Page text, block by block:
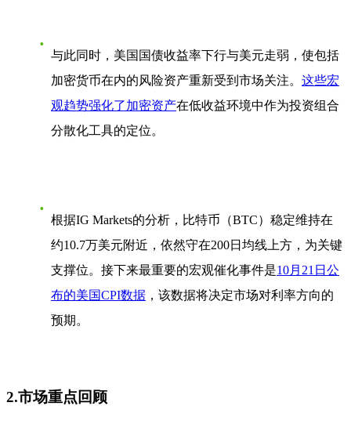
与此同时，美国国债收益率下行与美元走弱，使包括
加密货币在内的风险资产重新受到市场关注。 这些宏
观趋势强化了加密资产在低收益环境中作为投资组合
分散化工具的定位。
根据IG Markets的分析，比特币（BTC）稳定维持在
约10.7万美元附近，依然守在200日均线上方，为关键
支撑位。接下来最重要的宏观催化事件是10月21日公
布的美国CPI数据 ，该数据将决定市场对利率方向的
预期。
2.市场重点回顾